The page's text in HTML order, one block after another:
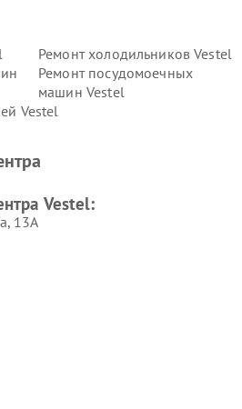
Ремонт холодильников Vestel
Ремонт посудомоечных
машин Vestel
Vestel
Vestel:
13А